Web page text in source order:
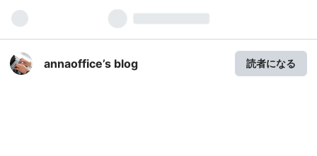
annaoffice’s blog 読者になる